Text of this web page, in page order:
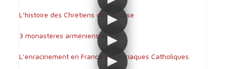
L’histoire des Chrétiens du Caucase
3 monastères arméniens en Iran
L’enracinement en France des syriaques Catholiques